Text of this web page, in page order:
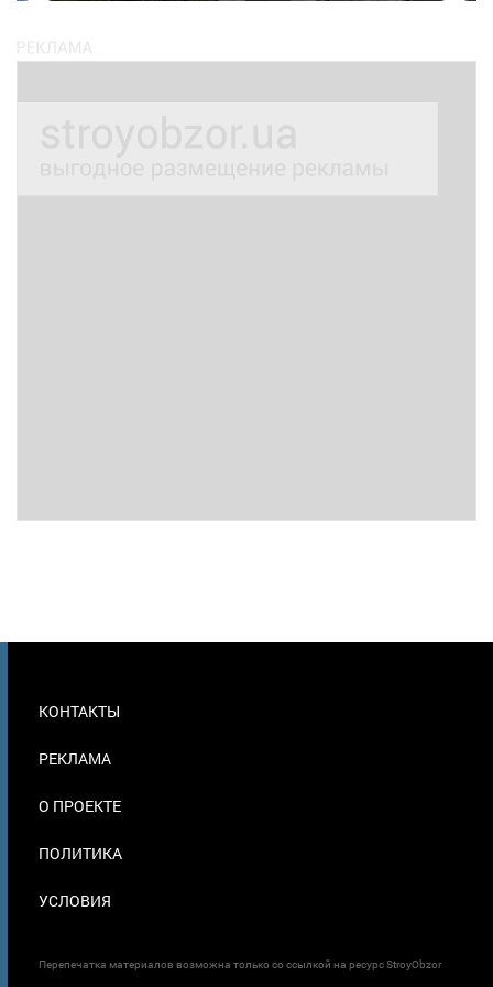
В
КОНТАКТЫ
РЕКЛАМА
О ПРОЕКТЕ
ПОЛИТИКА
УСЛОВИЯ
Перепечатка материалов возможна только со ссылкой на ресурс StroyObzor